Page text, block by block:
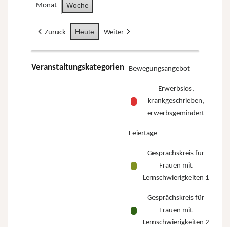
Monat Woche
Zurück Heute Weiter
Veranstaltungskategorien Bewegungsangebot
Erwerbslos,
krankgeschrieben,
erwerbsgemindert
Feiertage
Gesprächskreis für
Frauen mit
Lernschwierigkeiten 1
Gesprächskreis für
Frauen mit
Lernschwierigkeiten 2